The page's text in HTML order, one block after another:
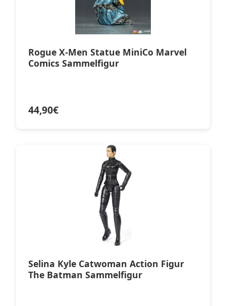
Rogue X-Men Statue MiniCo Marvel
Comics Sammelfigur
44,90€
Selina Kyle Catwoman Action Figur
The Batman Sammelfigur